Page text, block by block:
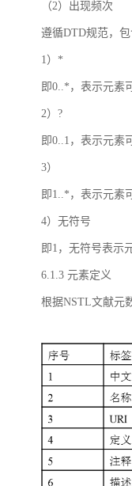
（2）出现频次
遵循DTD规范，
1）*
即0..*，表示元素
2）?
即0..1，表示元素
3）
即1..*，表示元素
4）无符号
即1，无符号表示
6.1.3 元素定义
根据NSTL文献元